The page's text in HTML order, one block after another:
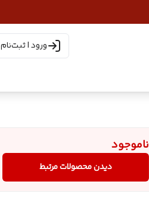
ورود | ثبت‌نام
ناموجود
دیدن محصولات مرتبط